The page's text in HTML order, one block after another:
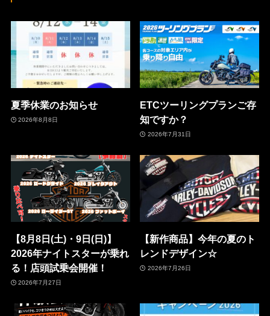
夏季休業のお知らせ
2026年8月8日
ETCツーリングプランご存
知ですか？
2026年7月31日
【8月8日(土)・9日(日)】
2026年ナイトスターが乗れ
る！店頭試乗会開催！
2026年7月27日
【新作商品】今年の夏のト
レンドデザイン☆
2026年7月26日